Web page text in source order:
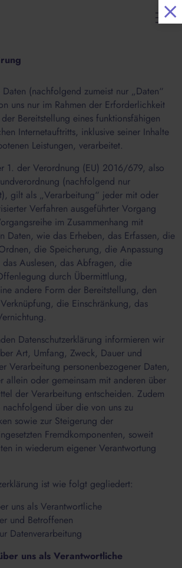
(nachfolgend zumeist nur „Daten“
uns nur im Rahmen der Erforderlichkeit
Bereitstellung eines funktionsfähigen
Internetauftritts, inklusive seiner Inhalte
Leistungen, verarbeitet.
1. der Verordnung (EU) 2016/679, also
(nachfolgend nur
gilt als „Verarbeitung“ jeder mit oder
Verfahren ausgeführter Vorgang
im Zusammenhang mit
Daten, wie das Erheben, das Erfassen, die
die Speicherung, die Anpassung
Auslesen, das Abfragen, die
durch Übermittlung,
andere Form der Bereitstellung, den
die Einschränkung, das
Datenschutzerklärung informieren wir
Art, Umfang, Zweck, Dauer und
Verarbeitung personenbezogener Daten,
allein oder gemeinsam mit anderen über
der Verarbeitung entscheiden. Zudem
über die von uns zu
sowie zur Steigerung der
Fremdkomponenten, soweit
in wiederum eigener Verantwortung
ist wie folgt gegliedert:
uns als Verantwortliche
und Betroffenen
Datenverarbeitung
uns als Verantwortliche